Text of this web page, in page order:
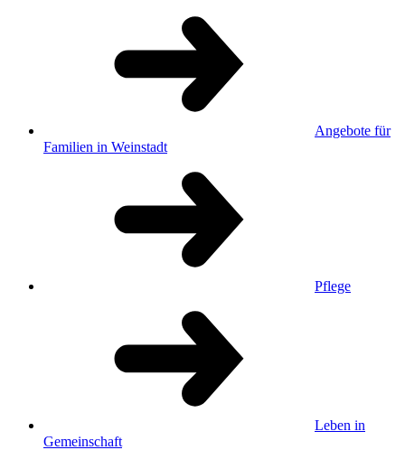
Angebote für
Familien in Weinstadt
Pflege
Leben in
Gemeinschaft